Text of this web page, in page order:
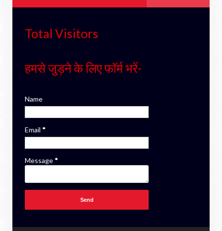
Total Visitors
हमसे जुड़ने के लिए फॉर्म भरें-
Name
Email *
Message *